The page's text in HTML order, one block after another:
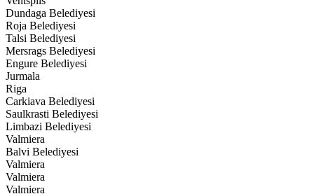
Dundaga Belediyesi
Roja Belediyesi
Talsi Belediyesi
Mersrags Belediyesi
Engure Belediyesi
Jurmala
Riga
Carkiava Belediyesi
Saulkrasti Belediyesi
Limbazi Belediyesi
Valmiera
Balvi Belediyesi
Valmiera
Valmiera
Valmiera